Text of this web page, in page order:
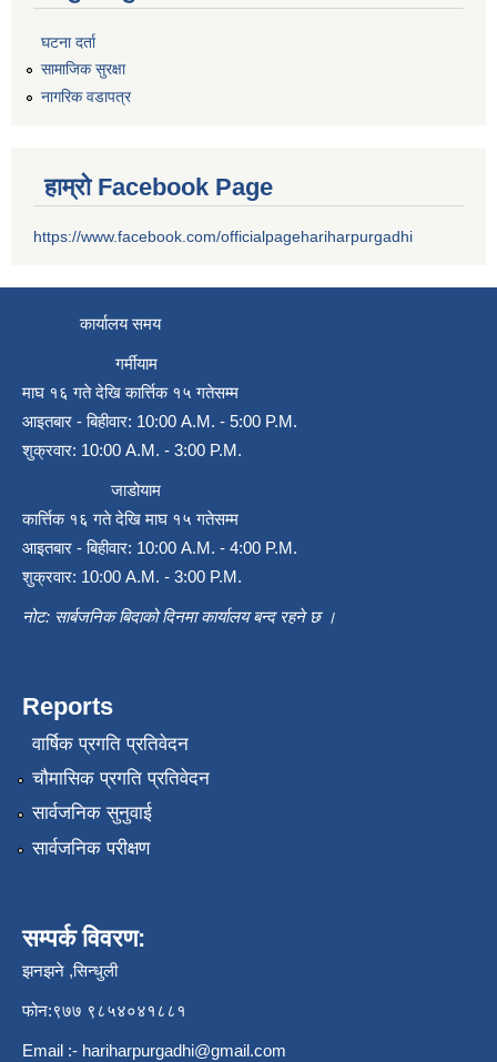
घटना दर्ता
सामाजिक सुरक्षा
नागरिक वडापत्र
हाम्रो Facebook Page
https://www.facebook.com/officialpagehariharpurgadhi
कार्यालय समय
गर्मीयाम
माघ १६ गते देखि कार्त्तिक १५ गतेसम्म
आइतबार - बिहीवार: 10:00 A.M. - 5:00 P.M.
शुक्रवार: 10:00 A.M. - 3:00 P.M.
जाडोयाम
कार्त्तिक १६ गते देखि माघ १५ गतेसम्म
आइतबार - बिहीवार: 10:00 A.M. - 4:00 P.M.
शुक्रवार: 10:00 A.M. - 3:00 P.M.
नोट: सार्बजनिक बिदाको दिनमा कार्यालय बन्द रहने छ ।
Reports
वार्षिक प्रगति प्रतिवेदन
चौमासिक प्रगति प्रतिवेदन
सार्वजनिक सुनुवाई
सार्वजनिक परीक्षण
सम्पर्क विवरण:
झनझने ,सिन्धुली
फोन:९७७ ९८५४०४१८८१
Email :- hariharpurgadhi@gmail.com